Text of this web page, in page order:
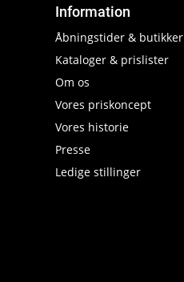
Information
Åbningstider & butikker
Kataloger & prislister
Om os
Vores priskoncept
Vores historie
Presse
Ledige stillinger